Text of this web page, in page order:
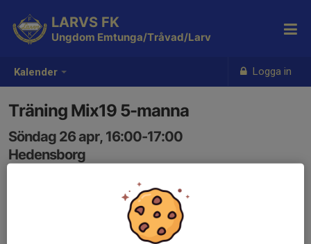
Kalender Logga in
LARVS FK
Ungdom Emtunga/Tråvad/Larv
Träning Mix19 5-manna
Söndag 26 apr, 16:00-17:00
Hedensborg